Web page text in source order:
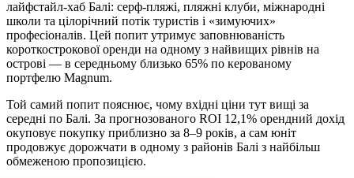
лайфстайл-хаб Балі: серф-пляжі, пляжні клуби, міжнародні
школи та цілорічний потік туристів і «зимуючих»
професіоналів. Цей попит утримує заповнюваність
короткострокової оренди на одному з найвищих рівнів на
острові — в середньому близько 65% по керованому
портфелю Magnum.
Той самий попит пояснює, чому вхідні ціни тут вищі за
середні по Балі. За прогнозованого ROI 12,1% орендний дохід
окуповує покупку приблизно за 8–9 років, а сам юніт
продовжує дорожчати в одному з районів Балі з найбільш
обмеженою пропозицією.